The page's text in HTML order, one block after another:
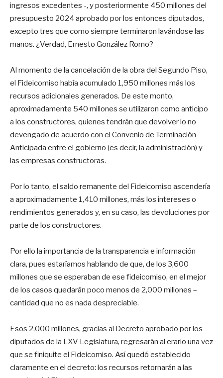
ingresos excedentes -, y posteriormente 450 millones del
presupuesto 2024 aprobado por los entonces diputados,
excepto tres que como siempre terminaron lavándose las
manos. ¿Verdad, Ernesto González Romo?
Al momento de la cancelación de la obra del Segundo Piso,
el Fideicomiso había acumulado 1,950 millones más los
recursos adicionales generados. De este monto,
aproximadamente 540 millones se utilizaron como anticipo
a los constructores, quienes tendrán que devolver lo no
devengado de acuerdo con el Convenio de Terminación
Anticipada entre el gobierno (es decir, la administración) y
las empresas constructoras.
Por lo tanto, el saldo remanente del Fideicomiso ascendería
a aproximadamente 1,410 millones, más los intereses o
rendimientos generados y, en su caso, las devoluciones por
parte de los constructores.
Por ello la importancia de la transparencia e información
clara, pues estaríamos hablando de que, de los 3,600
millones que se esperaban de ese fideicomiso, en el mejor
de los casos quedarán poco menos de 2,000 millones –
cantidad que no es nada despreciable.
Esos 2,000 millones, gracias al Decreto aprobado por los
diputados de la LXV Legislatura, regresarán al erario una vez
que se finiquite el Fideicomiso. Así quedó establecido
claramente en el decreto: los recursos retornarán a las